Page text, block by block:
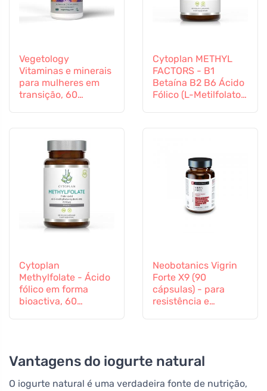
Vegetology
Vitaminas e minerais
para mulheres em
transição, 60
Cytoplan METHYL
FACTORS - B1
Betaína B2 B6 Ácido
Fólico (L-Metilfolato)
Cytoplan
Methylfolate - Ácido
fólico em forma
bioactiva, 60
Neobotanics Vigrin
Forte X9 (90
cápsulas) - para
resistência e
Vantagens do iogurte natural
O iogurte natural é uma verdadeira fonte de nutrição,